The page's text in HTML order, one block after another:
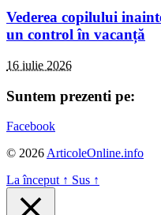
Vederea copilului
un control în vacanță
16 iulie 2026
Suntem prezenti pe:
Facebook
© 2026 ArticoleOnline.info
La început ↑ Sus ↑